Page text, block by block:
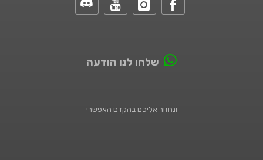
שלחו לנו הודעה
ונחזור אליכם בהקדם האפשרי